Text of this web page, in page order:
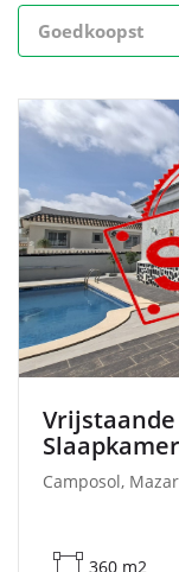
Camposol,
360 m2